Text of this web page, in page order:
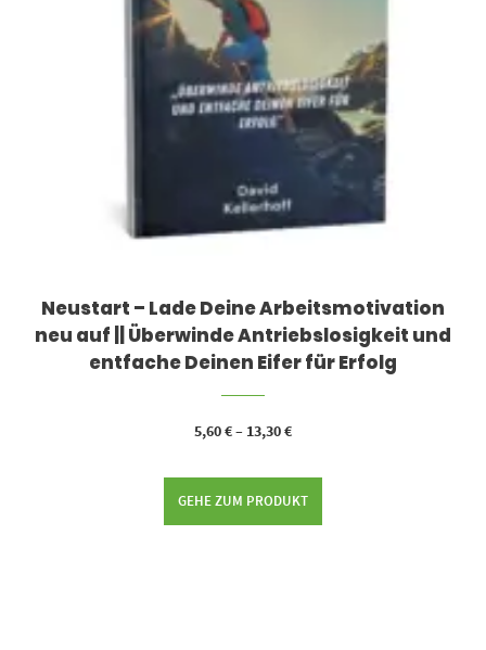
Neustart – Lade Deine Arbeitsmotivation
neu auf || Überwinde Antriebslosigkeit und
entfache Deinen Eifer für Erfolg
5,60€– 13,30€
GEHE ZUM PRODUKT